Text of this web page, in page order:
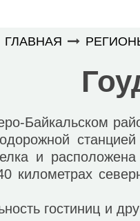
ГЛАВНАЯ
Байкальском
и
километрах
гостиниц и